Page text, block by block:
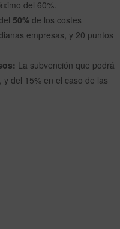
del 60%.
50% de los costes
empresas, y 20 puntos
La subvención que podrá
del 15% en el caso de las